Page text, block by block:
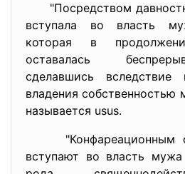
"Посредством
вступала во власть
которая в
оставалась
сделавшись
владения собственностью
называется usus.
"Конфареационным
вступают во власть мужа